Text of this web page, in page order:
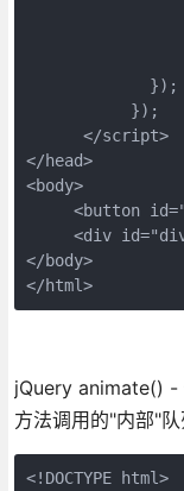
             });
           });
      </script>
</head>
<body>
<button
<div
</body>
</html>
jQuery animate() -
方法调用的"内部"
<!DOCTYPE html>